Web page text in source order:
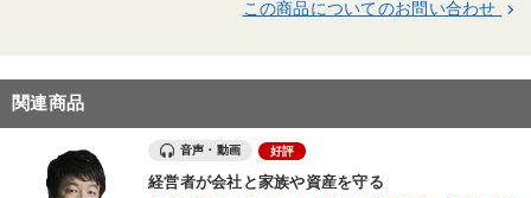
この商品についてのお問い合わせ keyboard_arrow_right
関連商品
音声・動画 好評
経営者が会社と家族や資産を守る